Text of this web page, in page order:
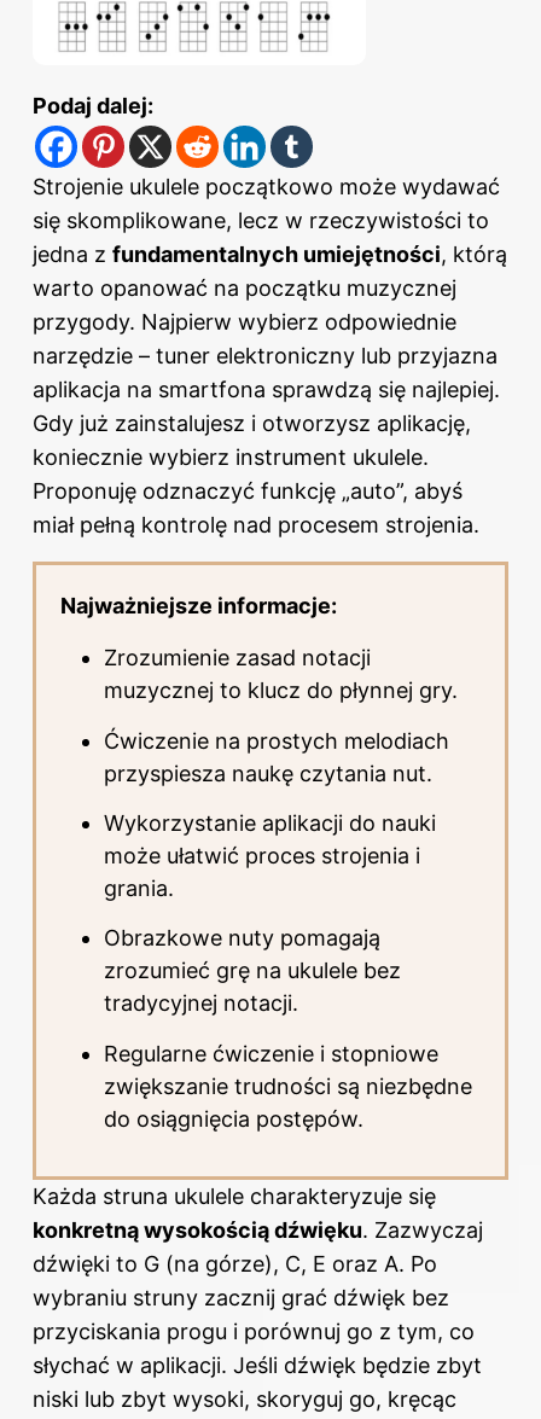
Podaj dalej:
Strojenie ukulele początkowo może wydawać
się skomplikowane, lecz w rzeczywistości to
jedna z fundamentalnych umiejętności, którą
warto opanować na początku muzycznej
przygody. Najpierw wybierz odpowiednie
narzędzie – tuner elektroniczny lub przyjazna
aplikacja na smartfona sprawdzą się najlepiej.
Gdy już zainstalujesz i otworzysz aplikację,
koniecznie wybierz instrument ukulele.
Proponuję odznaczyć funkcję „auto”, abyś
miał pełną kontrolę nad procesem strojenia.
Najważniejsze informacje:
Zrozumienie zasad notacji
muzycznej to klucz do płynnej gry.
Ćwiczenie na prostych melodiach
przyspiesza naukę czytania nut.
Wykorzystanie aplikacji do nauki
może ułatwić proces strojenia i
grania.
Obrazkowe nuty pomagają
zrozumieć grę na ukulele bez
tradycyjnej notacji.
Regularne ćwiczenie i stopniowe
zwiększanie trudności są niezbędne
do osiągnięcia postępów.
Każda struna ukulele charakteryzuje się
konkretną wysokością dźwięku. Zazwyczaj
dźwięki to G (na górze), C, E oraz A. Po
wybraniu struny zacznij grać dźwięk bez
przyciskania progu i porównuj go z tym, co
słychać w aplikacji. Jeśli dźwięk będzie zbyt
niski lub zbyt wysoki, skoryguj go, kręcąc